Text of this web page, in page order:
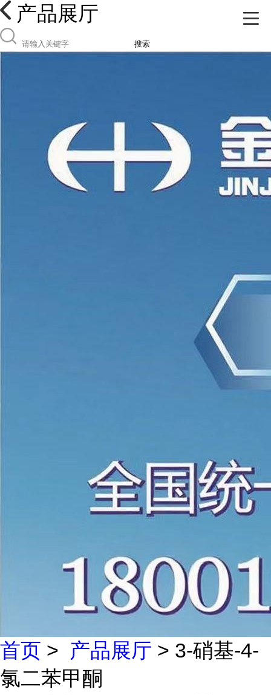
产品展厅
搜索
首页 > 产品展厅 > 3-硝基-4-
氯二苯甲酮